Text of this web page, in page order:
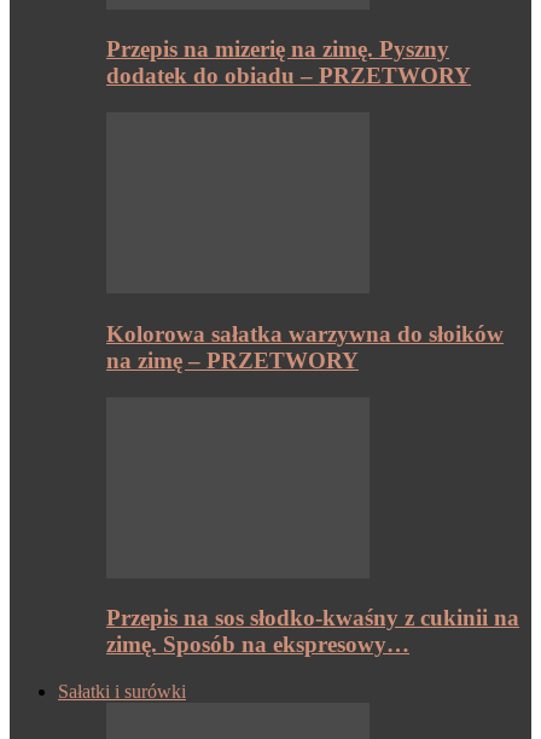
Przepis na mizerię na zimę. Pyszny
dodatek do obiadu – PRZETWORY
Kolorowa sałatka warzywna do słoików
na zimę – PRZETWORY
Przepis na sos słodko-kwaśny z cukinii na
zimę. Sposób na ekspresowy…
Sałatki i surówki